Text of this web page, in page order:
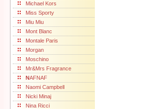
Michael Kors
Miss Sporty
Miu Miu
Mont Blanc
Montale Paris
Morgan
Moschino
Mr&Mrs Fragrance
NAFNAF
Naomi Campbell
Nicki Minaj
Nina Ricci